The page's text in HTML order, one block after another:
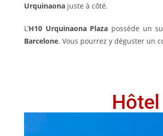
Urquinaona juste à côté.
L’H10 Urquinaona Plaza possède un
Barcelone. Vous pourrez y déguster un